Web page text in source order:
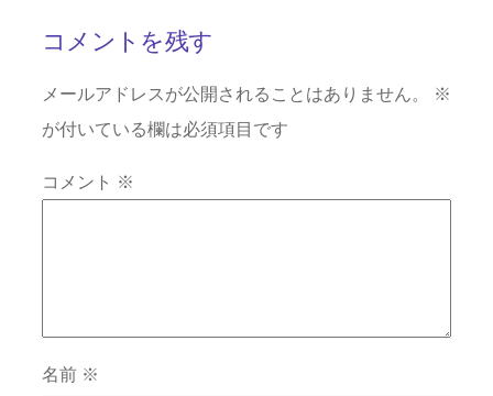
コメントを残す
メールアドレスが公開されることはありません。
※
が付いている欄は必須項目です
コメント ※
名前 ※